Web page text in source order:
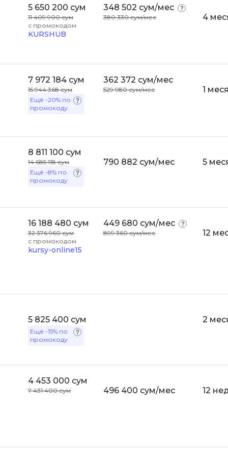
5 650 200 сум
11 409 900 сум
с промокодом
KURSHUB
348 502 сум/мес
380 330 сум/мес 4
7 972 184 сум
15 944 368 сум
Ещё -20% по
промокоду
362 372 сум/мес
529 980 сум/мес 1
8 811 100 сум
14 685 118 сум
Ещё -8% по
промокоду
790 882 сум/мес 5
16 188 480 сум
32 376 960 сум
с промокодом
kursy-online15
449 680 сум/мес
899 360 сум/мес 12
5 825 400 сум
Ещё -15% по
промокоду
2
4 453 000 сум
7 431 400 сум 496 400 сум/мес 12
Bootstrap
Bubble
CI/CD
CentOS
Cisco
Dart
DataLens
DevOps
Docker
Drupal
FastAPI
Flask
FullStack-разработка
Rust
SRE
Scala
Terraform
UML
VR/AR-